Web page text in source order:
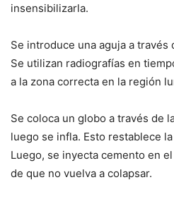
insensibilizarla.
Se introduce una aguja a
Se utilizan radiografías en
a la zona correcta en la región
Se coloca un globo a través de
luego se infla. Esto restablece
Luego, se inyecta cemento en
de que no vuelva a colapsar.